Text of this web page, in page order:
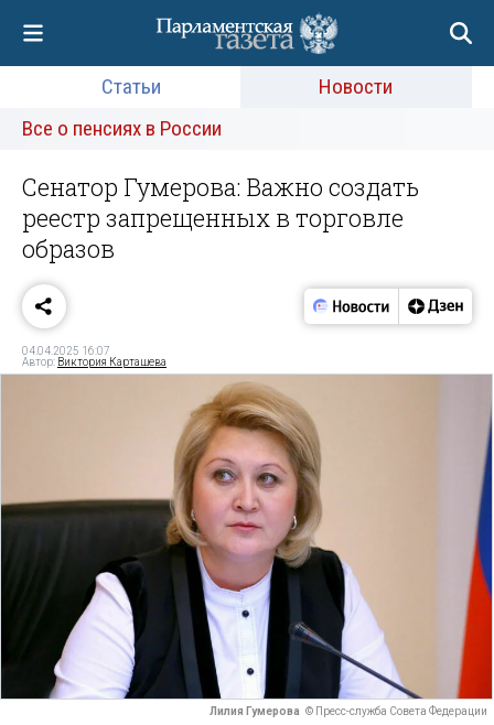
Статьи
Новости
Все о пенсиях в России
Сенатор Гумерова: Важно создать
реестр запрещенных в торговле
образов
04.04.2025 16:07
Автор: Виктория Карташева
Лилия Гумерова © Пресс-служба Совета Федерации